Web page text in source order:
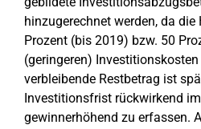
hinzugerechnet werden, da
Prozent (bis 2019) bzw. 50
(geringeren)
verbleibende Restbetrag ist
Investitionsfrist rückwirkend
gewinnerhöhend zu erfassen.